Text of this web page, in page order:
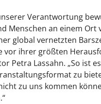
Verantwortung
Menschen an einem
global vernetzten
vor ihrer größten
Petra Lassahn. „So ist
zu
zu uns kommen